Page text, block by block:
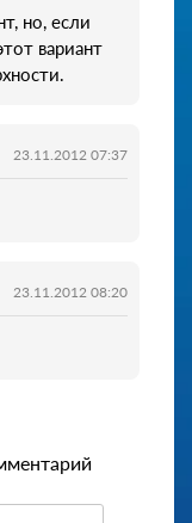
но, если
вариант
23.11.2012 07:37
23.11.2012 08:20